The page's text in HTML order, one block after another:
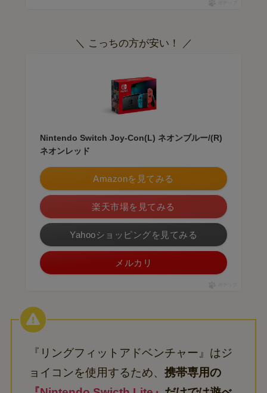
＼ こっちの方が安い！ ／
Nintendo Switch Joy-Con(L) ネオンブルー/(R)
ネオンレッド
Amazonを見てみる
楽天市場を見てみる
Yahooショッピングを見てみる
メルカリ
『リングフィットアドベンチャー』はジ
ョイコンを使用するため、携帯専用の